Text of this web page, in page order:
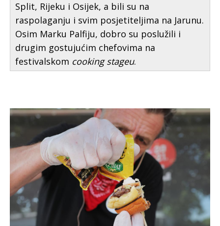
Split, Rijeku i Osijek, a bili su na
raspolaganju i svim posjetiteljima na Jarunu.
Osim Marku Palfiju, dobro su poslužili i
drugim gostujućim chefovima na
festivalskom cooking stageu.